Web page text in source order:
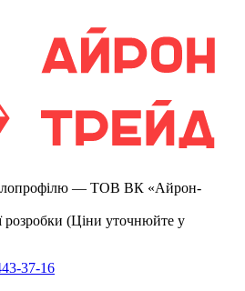
— ТОВ ВК «Айрон-
розробки (Ціни уточнюйте у
37-16